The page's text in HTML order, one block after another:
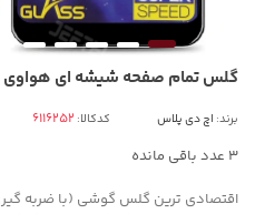
گلس تمام صفحه شیشه ای هواوی Y5 2019 مدل HD Plus
برند: اچ دی پلاس کدکالا:
3 عدد باقی مانده